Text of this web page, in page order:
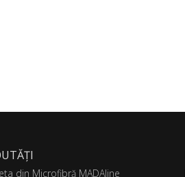
din Microfibră MADAline